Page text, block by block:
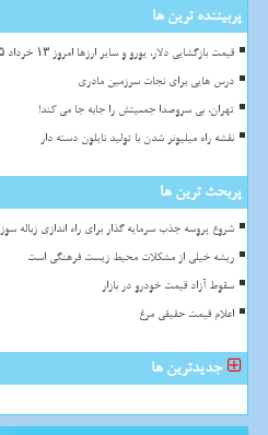
پربیننده ترین ها
قیمت بازگشایی دلار، یورو و سایر ارزها امروز ۱۳ خرداد ۱۴۰۵ به همراه جدول
درس هایی برای نجات سرزمین مادری
تهران، بی سروصدا جمعیتش را جابه جا می کند!
نقشه راه میلیونر شدن با تولید نایلون دسته دار
پربحث ترین ها
شروع پروسه جذب سرمایه گذار برای راه اندازی زباله سوز ۳۰۰ تنی اصفهان
ریشه خیلی از مشکلات محیط زیست فرهنگی است
سقوط آزاد قیمت خودرو در بازار
اعلام قیمت حقیقی مرغ
جدیدترین ها